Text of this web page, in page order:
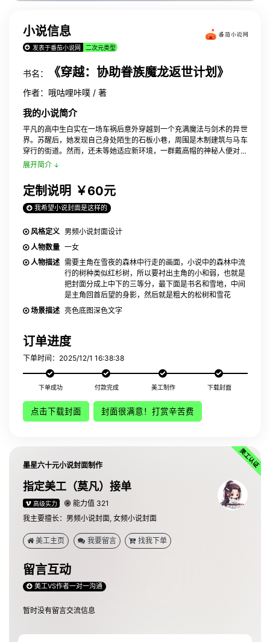
小说信息
发表于番茄小说网 二次元类型
书名： 《穿越：协助眷族魔龙返世计划》
作者：哦咕哩咔噗 / 著
我的小说简介
平凡的高中生白实在一场车祸后意外穿越到一个充满魔法与剑术的异世
界。苏醒后，她发现自己身处陌生的石板小巷，周围是木制建筑与马车
穿行的街道。然而，还未等她适应新环境，一群戴高帽的神秘人便对她
展开追杀。受伤被捕后，白实被关进地牢，面临绞刑的命运。就在绝望
告诉她一个惊人的真相：她是异世界最后一位“眷族”，体内寄宿着真龙
伊芬狄洛克的力量碎片。瘦蛇希望她能集结其他眷族，复活伊芬狄洛
克，向迫害真龙的卢西亚王族复仇。作为交换，白实将获得重返原世界
的机会。
展开简介
定制说明 ￥60元
我希望小说封面是这样的
风格定义 男频小说封面设计
人物数量 一女
人物描述 需要主角在雪夜的森林中行走的画面，小说中的森林中流
行的树种类似红杉树，所以要衬出主角的小和弱，也就是
把封面分成上中下的三等分，最下面是书名和雪地，中间
是主角回首后望的身影，然后就是粗大的松树和雪花
场景描述 亮色底图深色文字
订单进度
下单时间：2025/12/1 16:38:38
下单成功 付款完成 美工制作 下载封面
点击下载封面 封面很满意！打赏辛苦费
墨星六十元小说封面制作
指定美工（莫凡）接单
高级实力
能力值 321
我主要擅长：男频小说封面, 女频小说封面
美工主页 我要留言 找我下单
留言互动
美工VS作者一对一沟通
暂时没有留言交流信息